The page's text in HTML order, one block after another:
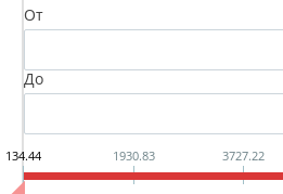
От
До
134.44 1930.83 3727.22